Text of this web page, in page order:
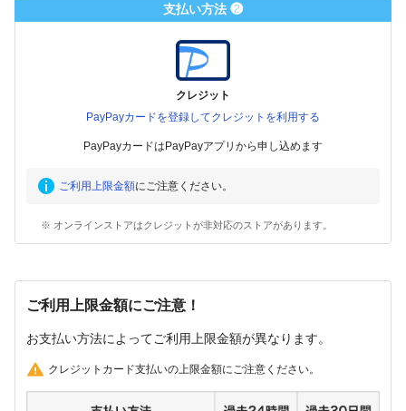
支払い方法 ❷
クレジット
PayPayカードを登録してクレジットを利用する
PayPayカードはPayPayアプリから申し込めます
ご利用上限金額にご注意ください。
※ オンラインストアはクレジットが非対応のストアがあります。
ご利用上限金額にご注意！
お支払い方法によってご利用上限金額が異なります。
クレジットカード支払いの上限金額にご注意ください。